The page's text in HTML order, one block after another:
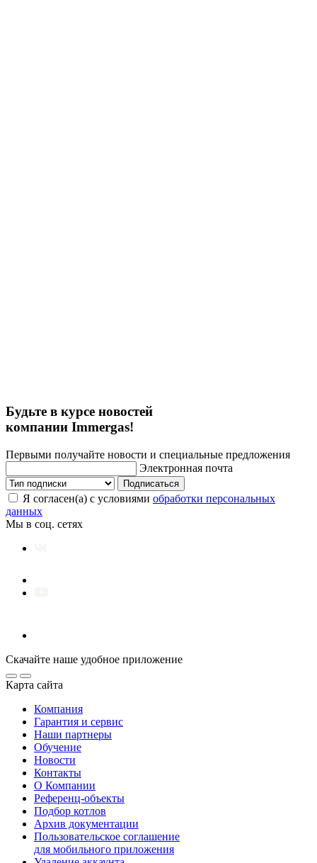
Будьте в курсе новостей
компании Immergas!
Первыми получайте новости и специальные предложения
Электронная почта
Подписаться
Я согласен(а) с условиями обработки персональных
данных
Мы в соц. сетях
Скачайте наше удобное приложение
Карта сайта
Компания
Гарантия и сервис
Наши партнеры
Обучение
Новости
Контакты
О Компании
Референц-объекты
Подбор котлов
Архив документации
Пользовательское соглашение
для мобильного приложения